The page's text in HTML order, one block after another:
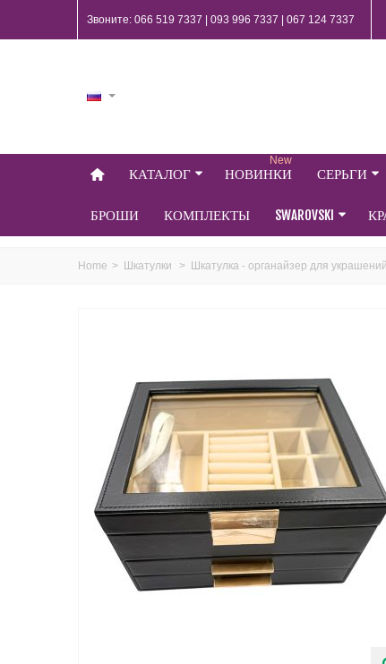
Звоните: 066 519 7337 | 093 996 7337 | 067 124 7337
КАТАЛОГ НОВИНКИ
New
СЕРЬГИ
БРОШИ КОМПЛЕКТЫ SWAROVSKI
Home > Шкатулки > Шкатулка - органайзер для